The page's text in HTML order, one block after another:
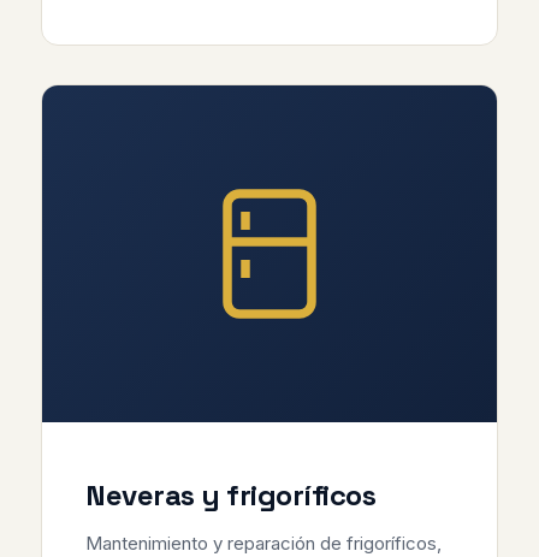
Neveras y frigoríficos
Mantenimiento y reparación de frigoríficos,